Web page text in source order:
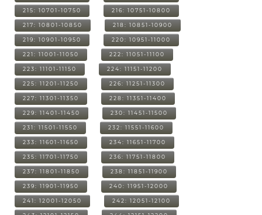
215: 10701-10750 216: 10751-10800
217: 10801-10850 218: 10851-10900
219: 10901-10950 220: 10951-11000
221: 11001-11050 222: 11051-11100
223: 11101-11150 224: 11151-11200
225: 11201-11250 226: 11251-11300
227: 11301-11350 228: 11351-11400
229: 11401-11450 230: 11451-11500
231: 11501-11550 232: 11551-11600
233: 11601-11650 234: 11651-11700
235: 11701-11750 236: 11751-11800
237: 11801-11850 238: 11851-11900
239: 11901-11950 240: 11951-12000
241: 12001-12050 242: 12051-12100